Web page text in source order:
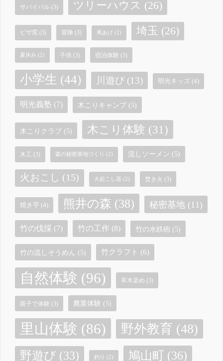
サバイバル (3) ツリーハウス (26)
ピザ窯 (3) 冒険 (3) 凧あげ (2) 埼玉 (26)
夏休み (2) 子供 (3) 宿泊体験 (3)
小学生 (44) 川遊び (13) 明光キッズ (4)
明光義塾 (7) 木こりキャンプ (5)
木こりクラブ (5) 木こり体験 (31)
木工 (3) 森の秘密基地づくり (2) 流しソーメン (5)
火おこし (15) 火起こし器 (2) 焚き火 (3)
焼き芋 (4) 熊井の森 (38) 秘密基地 (11)
竹の伐採 (7) 竹の工作 (8) 竹の水鉄砲 (5)
竹の流しそうめん (5) 竹クラフト (6)
自然体験 (96) 草木染め (3)
親子で体験 (3) 農業体験 (5)
里山体験 (86) 野外教育 (48)
野遊び (33) 釣り (2) 鳩山町 (36)